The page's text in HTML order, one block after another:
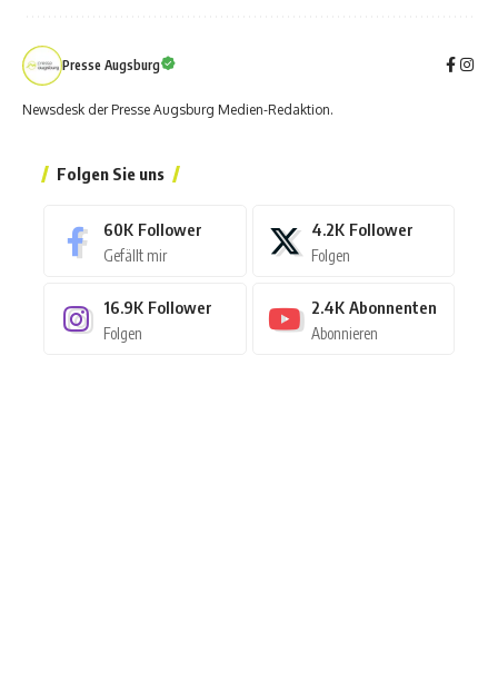
Presse Augsburg
Newsdesk der Presse Augsburg Medien-Redaktion.
Folgen Sie uns
60K Follower
Gefällt mir
4.2K Follower
Folgen
16.9K Follower
Folgen
2.4K Abonnenten
Abonnieren